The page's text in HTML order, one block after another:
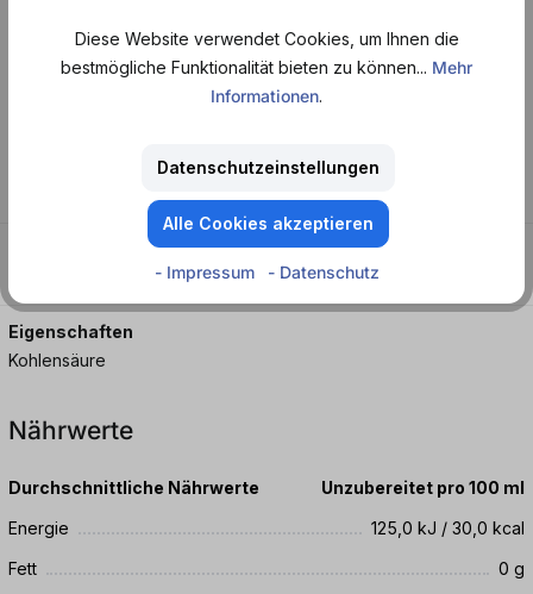
Kohlensäurehaltiges Erfrischungsgetränk mit Apfel- Traube-
Johannisbeer- Geschmack..
Apfel - Johannisbeere - Traube
Eigenschaften
Kohlensäure
Nährwerte
Durchschnittliche Nährwerte
Unzubereitet pro 100 ml
Energie
125,0 kJ / 30,0 kcal
Fett
0 g
Diese Website verwendet Cookies, um Ihnen die
bestmögliche Funktionalität bieten zu können... Mehr
Informationen.
Datenschutzeinstellungen
Alle Cookies akzeptieren
- Impressum - Datenschutz